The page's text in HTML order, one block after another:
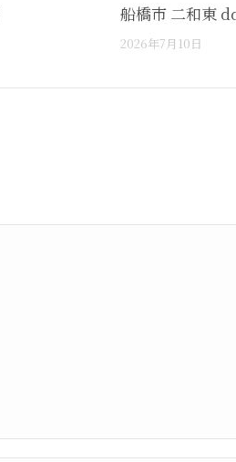
船橋市 二和東
2026年7月10日